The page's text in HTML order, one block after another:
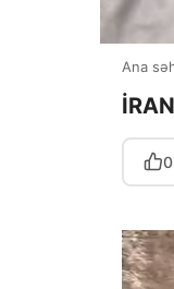
Ana
0